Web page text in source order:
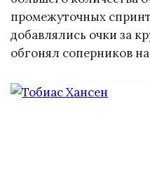
промежуточных
добавлялись очки за
обгонял соперников